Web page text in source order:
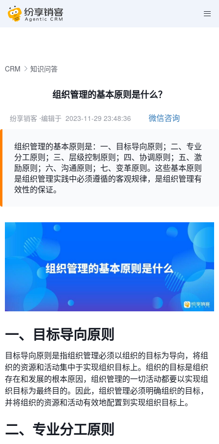
CRM 知识问答
组织管理的基本原则是什么？
纷享销客 ⋅编辑于 2023-11-29 23:48:36 微信咨询
组织管理的基本原则是：一、目标导向原则；二、专业
分工原则；三、层级控制原则；四、协调原则；五、激
励原则；六、沟通原则；七、变革原则。这些基本原则
是组织管理实践中必须遵循的客观规律，是组织管理有
效性的保证。
一、目标导向原则
目标导向原则是指组织管理必须以组织的目标为导向，将组
织的资源和活动集中于实现组织目标上。组织的目标是组织
存在和发展的根本原因，组织管理的一切活动都要以实现组
织目标为最终目的。因此，组织管理必须明确组织的目标，
并将组织的资源和活动有效地配置到实现组织目标上。
二、专业分工原则